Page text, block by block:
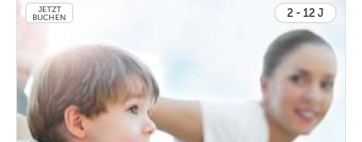
JETZT
BUCHEN
2 - 12 J